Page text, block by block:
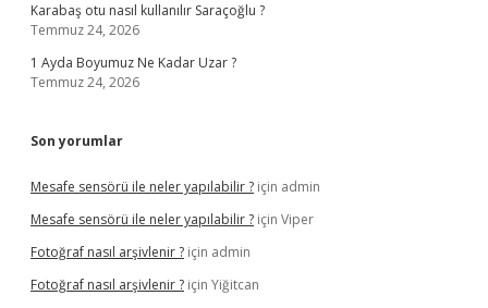
Karabaş otu nasıl kullanılır Saraçoğlu ?
Temmuz 24, 2026
1 Ayda Boyumuz Ne Kadar Uzar ?
Temmuz 24, 2026
Son yorumlar
Mesafe sensörü ile neler yapılabilir ? için admin
Mesafe sensörü ile neler yapılabilir ? için Viper
Fotoğraf nasıl arşivlenir ? için admin
Fotoğraf nasıl arşivlenir ? için Yiğitcan